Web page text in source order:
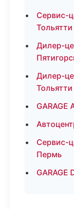
Сервис-
Тольятти
Дилер-
Дилер-
Тольятти
Сервис-
Пермь